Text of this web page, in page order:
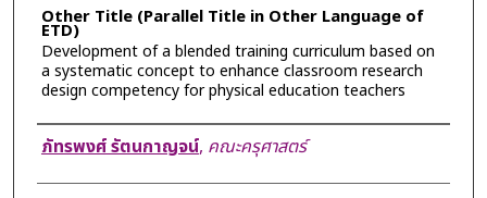
Other Title (Parallel Title in Other Language of
ETD)
Development of a blended training curriculum based on
a systematic concept to enhance classroom research
design competency for physical education teachers
Author
ภัทรพงศ์ รัตนกาญจน์, คณะครุศาสตร์